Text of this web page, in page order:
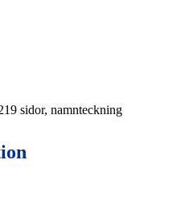
sidor, namnteckning